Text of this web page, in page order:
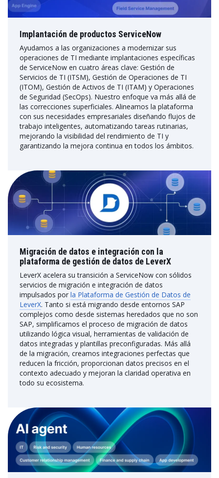
Implantación de productos ServiceNow
Ayudamos a las organizaciones a modernizar sus
operaciones de TI mediante implantaciones específicas
de ServiceNow en cuatro áreas clave: Gestión de
Servicios de TI (ITSM), Gestión de Operaciones de TI
(ITOM), Gestión de Activos de TI (ITAM) y Operaciones
de Seguridad (SecOps). Nuestro enfoque va más allá de
las correcciones superficiales. Alineamos la plataforma
con sus necesidades empresariales diseñando flujos de
trabajo inteligentes, automatizando tareas rutinarias,
mejorando la visibilidad del rendimiento de TI y
garantizando la mejora continua en todos los ámbitos.
Migración de datos e integración con la
plataforma de gestión de datos de LeverX
LeverX acelera su transición a ServiceNow con sólidos
servicios de migración e integración de datos
impulsados por la Plataforma de Gestión de Datos de
LeverX. Tanto si está migrando desde entornos SAP
complejos como desde sistemas heredados que no son
SAP, simplificamos el proceso de migración de datos
utilizando lógica visual, herramientas de validación de
datos integradas y plantillas preconfiguradas. Más allá
de la migración, creamos integraciones perfectas que
reducen la fricción, proporcionan datos precisos en el
contexto adecuado y mejoran la claridad operativa en
todo su ecosistema.